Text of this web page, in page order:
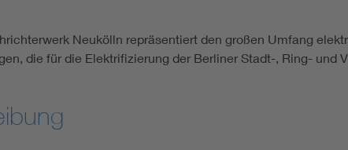
Neukölln repräsentiert den großen Umfang
die für die Elektrifizierung der Berliner Stadt-, Ring- und